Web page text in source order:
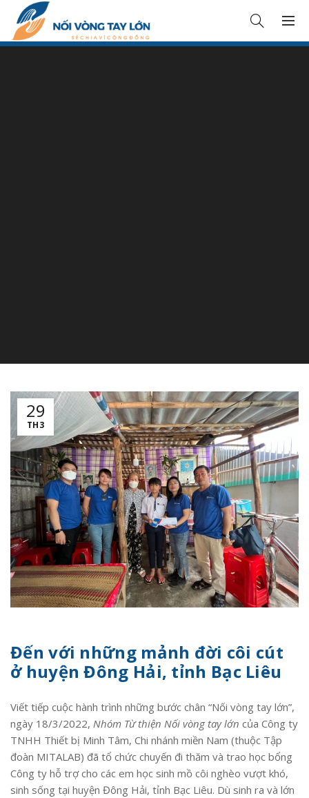
29
TH3
Đến với những mảnh đời côi cút
ở huyện Đông Hải, tỉnh Bạc Liêu
Viết tiếp cuộc hành trình những bước chân “Nối vòng tay lớn”,
ngày 18/3/2022, Nhóm Từ thiện Nối vòng tay lớn của Công ty
TNHH Thiết bị Minh Tâm, Chi nhánh miền Nam (thuộc Tập
đoàn MITALAB) đã tổ chức chuyến đi thăm và trao học bổng
Công ty hỗ trợ cho các em học sinh mồ côi nghèo vượt khó,
sinh sống tại huyện Đông Hải, tỉnh Bạc Liêu. Dù sinh ra và lớn